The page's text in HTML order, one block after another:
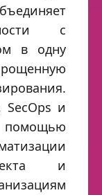
с
в одну
SecOps и
и